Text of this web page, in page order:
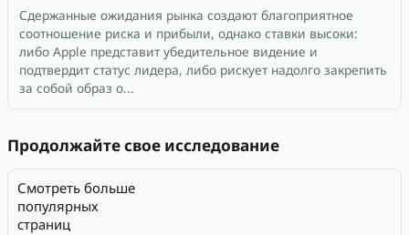
Сдержанные ожидания рынка создают благоприятное
соотношение риска и прибыли, однако ставки высоки:
либо Apple представит убедительное видение и
подтвердит статус лидера, либо рискует надолго закрепить
за собой образ о...
Продолжайте свое исследование
Смотреть больше
популярных
страниц